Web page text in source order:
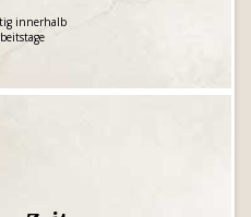
innerhalb